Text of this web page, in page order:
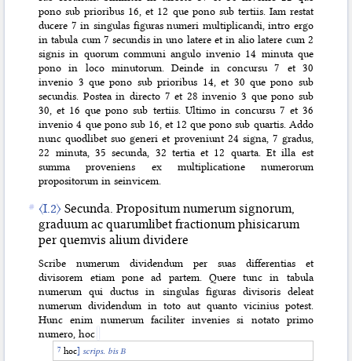
pono sub prioribus 16, et 12 que pono sub tertiis. Iam restat
ducere 7 in singulas figuras numeri multiplicandi, intro ergo
in tabula cum 7 secundis in uno latere et in alio latere cum 2
signis in quorum communi angulo invenio 14 minuta que
pono in loco minutorum. Deinde in concursu 7 et 30
invenio 3 que pono sub prioribus 14, et 30 que pono sub
secundis. Postea in directo 7 et 28 invenio 3 que pono sub
30, et 16 que pono sub tertiis. Ultimo in concursu 7 et 36
invenio 4 que pono sub 16, et 12 que pono sub quartis. Addo
nunc quodlibet suo generi et proveniunt 24 signa, 7 gradus,
22 minuta, 35 secunda, 32 tertia et 12 quarta. Et illa est
summa proveniens ex multiplicatione numerorum
propositorum in seinvicem.
〈I.2〉 Secunda. Propositum numerum signorum,
graduum ac quarumlibet fractionum phisicarum
per quemvis alium dividere
Scribe numerum dividendum per suas differentias et
divisorem etiam pone ad partem. Quere tunc in tabula
numerum qui ductus in singulas figuras divisoris deleat
numerum dividendum in toto aut quanto vicinius potest.
Hunc enim numerum faciliter invenies si notato primo
numero, hoc
hoc] scrips. bis B